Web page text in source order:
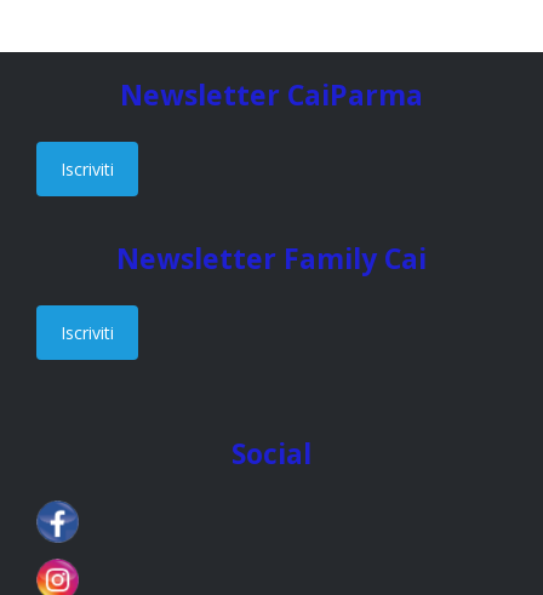
Newsletter CaiParma
Iscriviti
Newsletter Family Cai
Iscriviti
Social